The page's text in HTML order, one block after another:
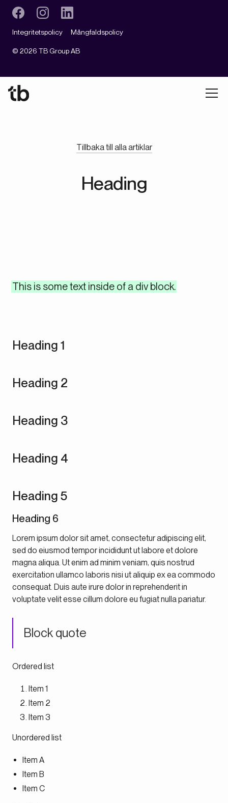
© 2026 TB Group AB
Integritetspolicy Mångfaldspolicy
Tillbaka till alla artiklar
Heading
This is some text inside of a div block.
Heading 1
Heading 2
Heading 3
Heading 4
Heading 5
Heading 6
Lorem ipsum dolor sit amet, consectetur adipiscing elit,
sed do eiusmod tempor incididunt ut labore et dolore
magna aliqua. Ut enim ad minim veniam, quis nostrud
exercitation ullamco laboris nisi ut aliquip ex ea commodo
consequat. Duis aute irure dolor in reprehenderit in
voluptate velit esse cillum dolore eu fugiat nulla pariatur.
Block quote
Ordered list
Item 1
Item 2
Item 3
Unordered list
Item A
Item B
Item C